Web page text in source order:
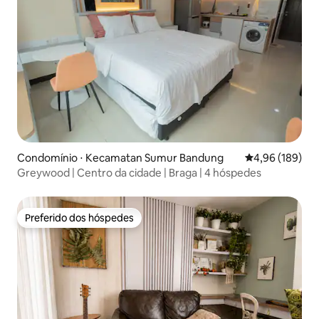
Condomínio ⋅ Kecamatan Sumur Bandung 4,96 de uma
4,96 (189)
Greywood | Centro da cidade | Braga | 4 hóspedes
Preferido dos hóspedes
Preferido dos hóspedes